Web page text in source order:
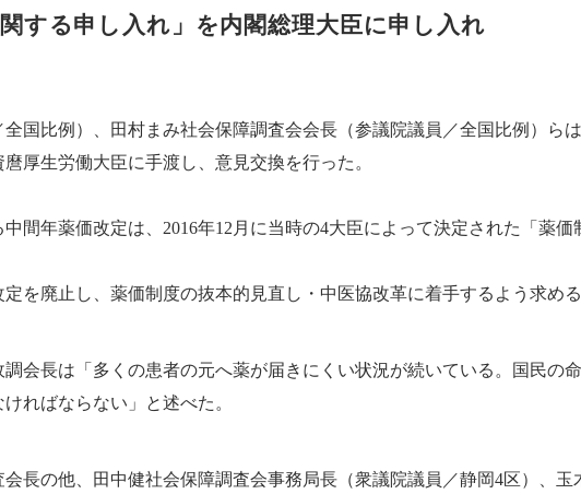
する申し入れ」を内閣総理大臣に申し入れ
国比例）、田村まみ社会保障調査会会長（参議院議員／全国比例）ら
厚生労働大臣に手渡し、意見交換を行った。
間年薬価改定は、2016年12月に当時の4大臣によって決定された「薬
を廃止し、薬価制度の抜本的見直し・中医協改革に着手するよう求める
会長は「多くの患者の元へ薬が届きにくい状況が続いている。国民の
ればならない」と述べた。
長の他、田中健社会保障調査会事務局長（衆議院議員／静岡4区）、玉